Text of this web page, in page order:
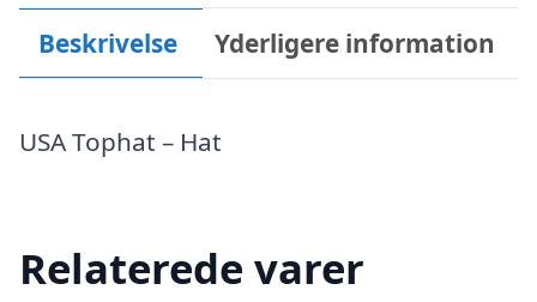
Beskrivelse Yderligere information
USA Tophat – Hat
Relaterede varer